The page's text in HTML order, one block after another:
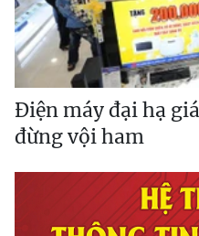
Điện máy đại hạ
đừng vội ham